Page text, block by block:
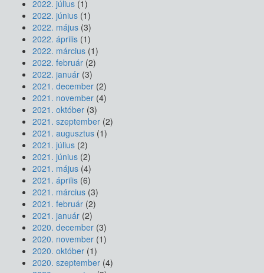
2022. július (1)
2022. június (1)
2022. május (3)
2022. április (1)
2022. március (1)
2022. február (2)
2022. január (3)
2021. december (2)
2021. november (4)
2021. október (3)
2021. szeptember (2)
2021. augusztus (1)
2021. július (2)
2021. június (2)
2021. május (4)
2021. április (6)
2021. március (3)
2021. február (2)
2021. január (2)
2020. december (3)
2020. november (1)
2020. október (1)
2020. szeptember (4)